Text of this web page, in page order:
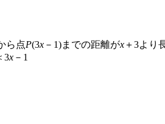
ら点P(3x －1)までの距離がx＋3より
3x －1